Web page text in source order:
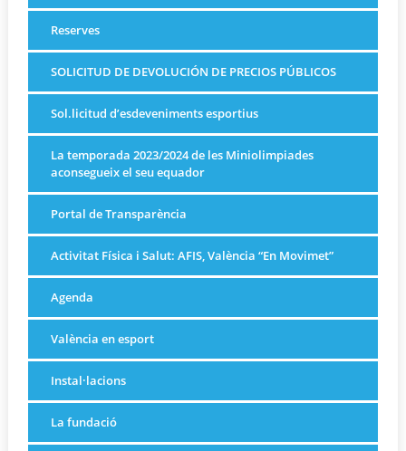
Reserves
SOLICITUD DE DEVOLUCIÓN DE PRECIOS PÚBLICOS
Sol.licitud d’esdeveniments esportius
La temporada 2023/2024 de les Miniolimpiades
aconsegueix el seu equador
Portal de Transparència
Activitat Física i Salut: AFIS, València “En Movimet”
Agenda
València en esport
Instal·lacions
La fundació